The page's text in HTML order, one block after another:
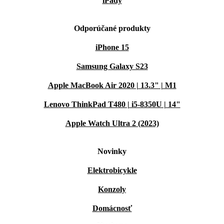
Odporúčané produkty
iPhone 15
Samsung Galaxy S23
Apple MacBook Air 2020 | 13.3" | M1
Lenovo ThinkPad T480 | i5-8350U | 14"
Apple Watch Ultra 2 (2023)
Novinky
Elektrobicykle
Konzoly
Domácnosť